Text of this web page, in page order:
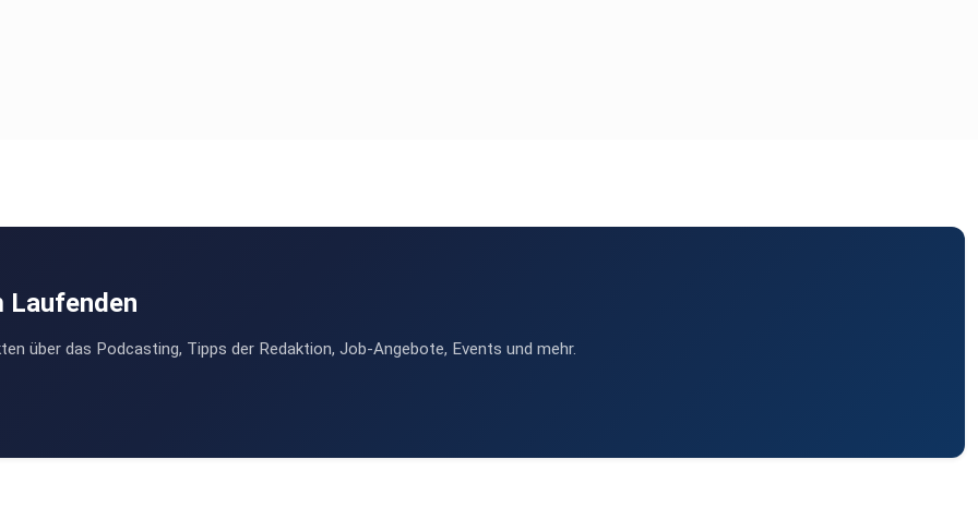
Laufenden
über das Podcasting, Tipps der Redaktion, Job-Angebote, Events und mehr.